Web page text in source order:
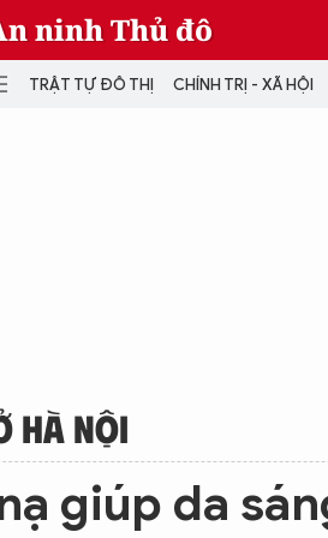
ninh Thủ đô
TRẬT TỰ ĐÔ THỊ CHÍNH TRỊ - XÃ HỘI
HÀ NỘI
giúp da